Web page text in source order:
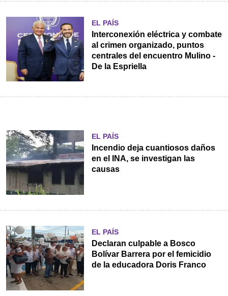
EL PAÍS
Interconexión eléctrica y combate
al crimen organizado, puntos
centrales del encuentro Mulino -
De la Espriella
EL PAÍS
Incendio deja cuantiosos daños
en el INA, se investigan las
causas
EL PAÍS
Declaran culpable a Bosco
Bolívar Barrera por el femicidio
de la educadora Doris Franco